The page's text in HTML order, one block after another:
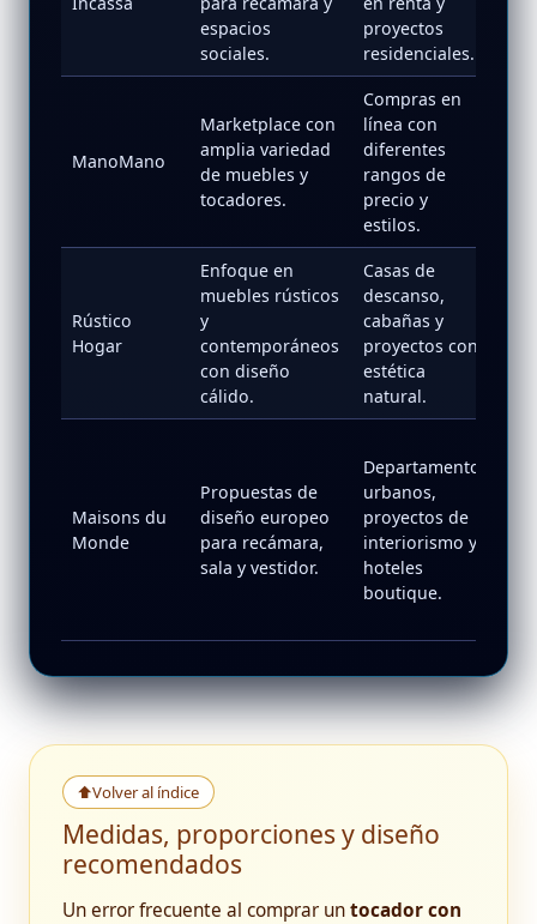
espacios
sociales.
proyectos
residenciales.
ManoMano
Marketplace con
amplia variedad
de muebles y
tocadores.
Compras en
línea con
diferentes
rangos de
precio y
estilos.
Rústico
Hogar
Enfoque en
muebles rústicos
y
contemporáneos
con diseño
cálido.
Casas de
descanso,
cabañas y
proyectos con
estética
natural.
Maisons du
Monde
Propuestas de
diseño europeo
para recámara,
sala y vestidor.
Departamentos
urbanos,
proyectos de
interiorismo y
hoteles
boutique.
⬆Volver al índice
Medidas, proporciones y diseño
recomendados
Un error frecuente al comprar untocador con